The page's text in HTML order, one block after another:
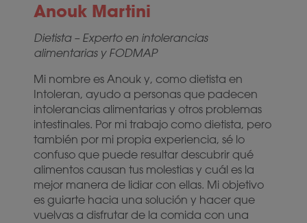
Anouk Martini
Dietista – Experto en intolerancias
alimentarias y FODMAP
Mi nombre es Anouk y, como dietista en
Intoleran, ayudo a personas que padecen
intolerancias alimentarias y otros problemas
intestinales. Por mi trabajo como dietista, pero
también por mi propia experiencia, sé lo
confuso que puede resultar descubrir qué
alimentos causan tus molestias y cuál es la
mejor manera de lidiar con ellas. Mi objetivo
es guiarte hacia una solución y hacer que
vuelvas a disfrutar de la comida con una